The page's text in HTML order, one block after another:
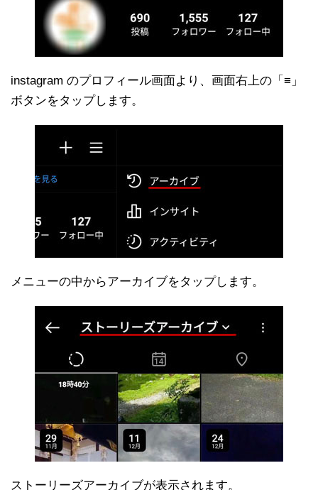
instagram のプロフィール画面より、画面右上の「≡」
ボタンをタップします。
メニューの中からアーカイブをタップします。
ストーリーズアーカイブが表示されます。